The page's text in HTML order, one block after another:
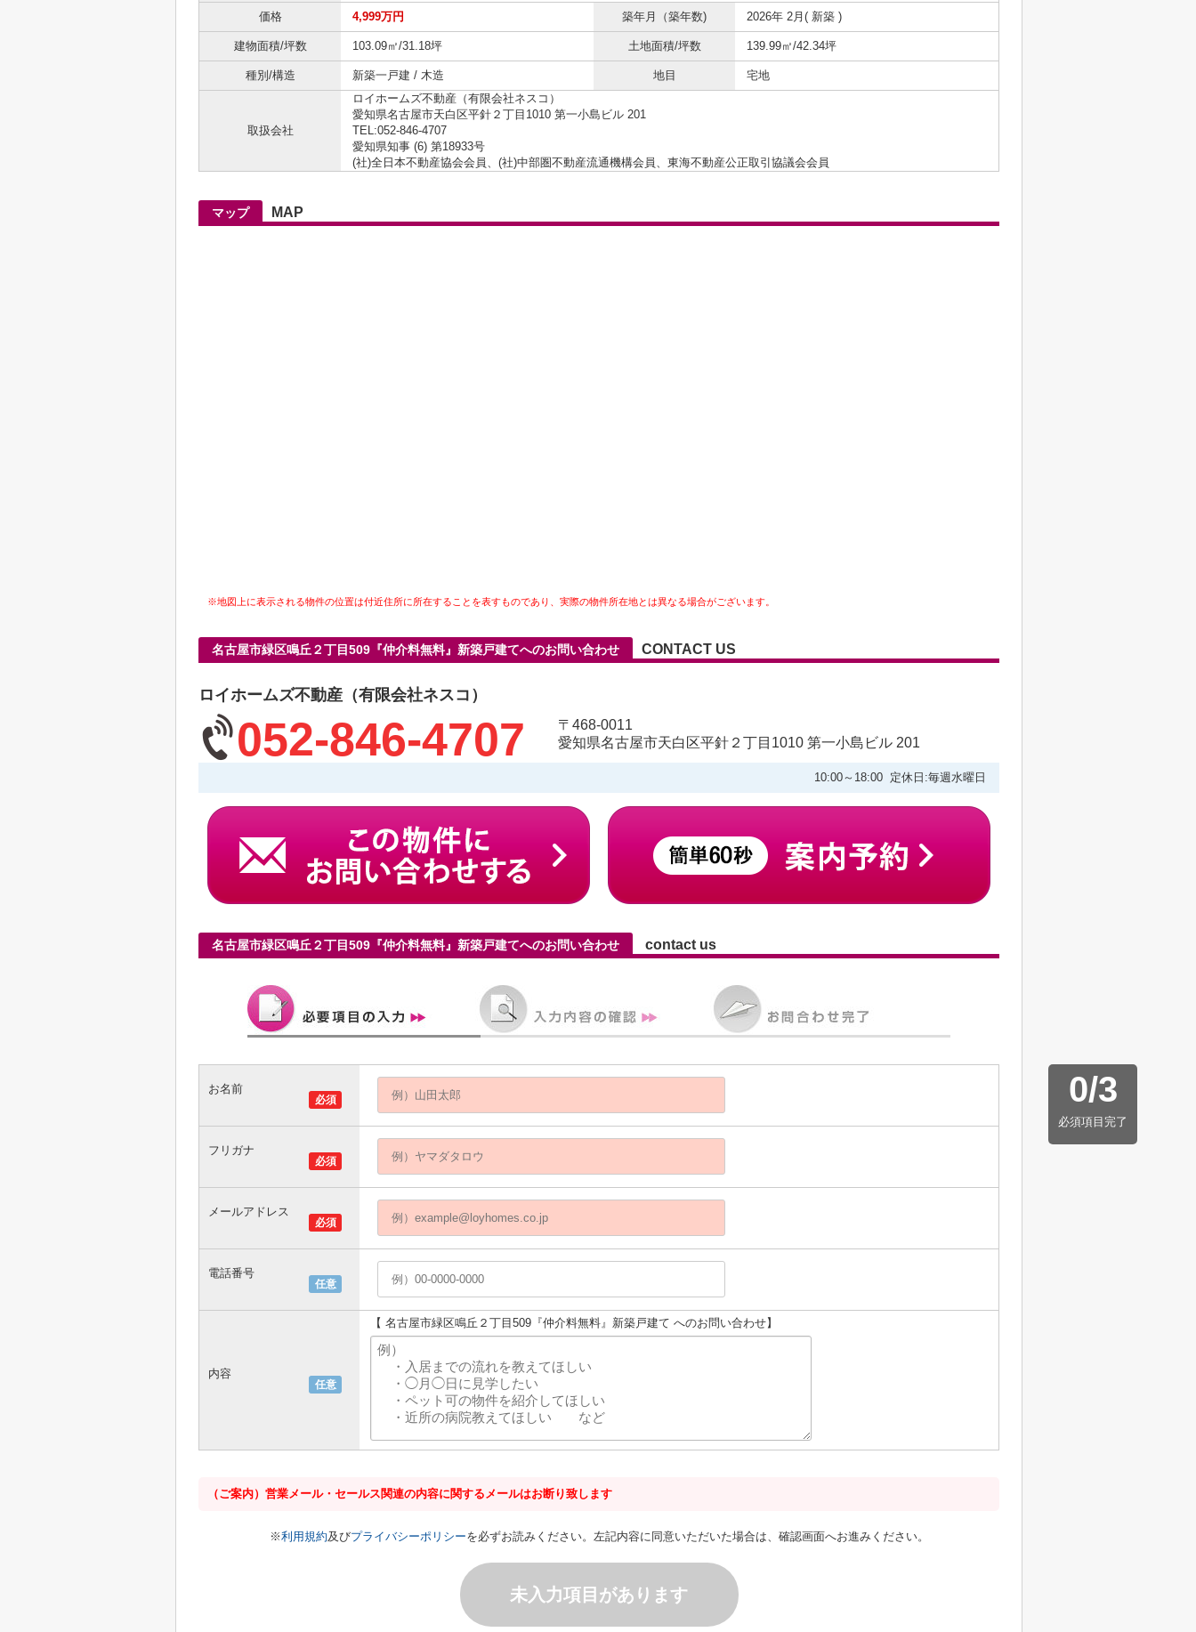
価格 4,999万円 築年月（築年数) 2026年 2月( 新築 )
建物面積/坪数 103.09㎡/31.18坪 土地面積/坪数 139.99㎡/42.34坪
種別/構造 新築一戸建 / 木造 地目 宅地
取扱会社
ロイホームズ不動産（有限会社ネスコ）
愛知県名古屋市天白区平針２丁目1010 第一小島ビル 201
TEL:052-846-4707
愛知県知事 (6) 第18933号
(社)全日本不動産協会会員、(社)中部圏不動産流通機構会員、東海不動産公正取引協議会会員
マップ MAP
※地図上に表示される物件の位置は付近住所に所在することを表すものであり、実際の物件所在地とは異なる場合がございます。
名古屋市緑区鳴丘２丁目509『仲介料無料』新築戸建てへのお問い合わせ CONTACT US
ロイホームズ不動産（有限会社ネスコ）
052-846-4707
〒468-0011
愛知県名古屋市天白区平針２丁目1010 第一小島ビル 201
10:00～18:00 定休日:毎週水曜日
名古屋市緑区鳴丘２丁目509『仲介料無料』新築戸建てへのお問い合わせ contact us
0/3
必須項目完了
必須
お名前
必須
フリガナ
必須
メールアドレス
任意
電話番号
任意
内容
【 名古屋市緑区鳴丘２丁目509『仲介料無料』新築戸建て へのお問い合わせ】
（ご案内）営業メール・セールス関連の内容に関するメールはお断り致します
※利用規約及びプライバシーポリシーを必ずお読みください。左記内容に同意いただいた場合は、確認画面へお進みください。
未入力項目があります